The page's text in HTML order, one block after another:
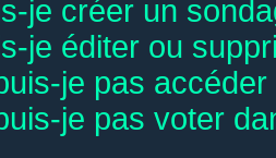
je créer un
je éditer ou
je pas
je pas voter